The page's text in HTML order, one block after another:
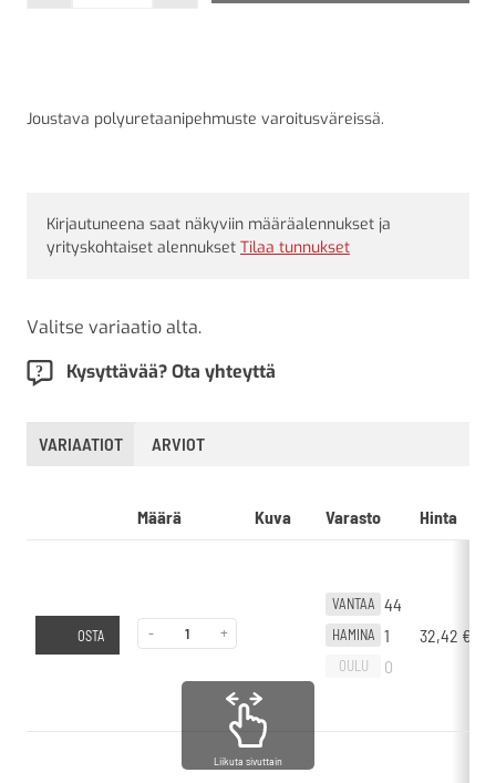
Joustava polyuretaanipehmuste varoitusväreissä.
Kirjautuneena saat näkyviin määräalennukset ja
yrityskohtaiset alennukset Tilaa tunnukset
Valitse variaatio alta.
Kysyttävää? Ota yhteyttä
VARIAATIOT ARVIOT
Määrä Kuva Varasto Hinta
OSTA - +
VANTAA 44
HAMINA 1
OULU 0
32,42 €
Liikuta sivuttain